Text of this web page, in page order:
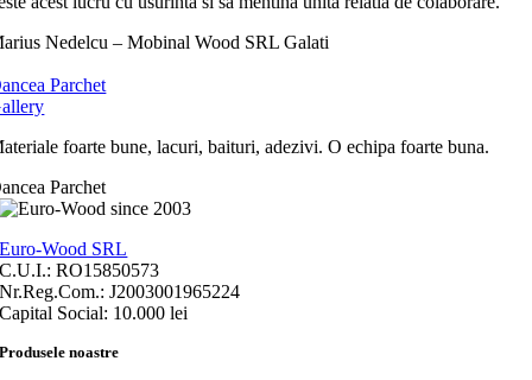
Nedelcu – Mobinal Wood SRL Galati
Parchet
foarte bune, lacuri, baituri, adezivi. O echipa foarte buna.
Parchet
Euro-Wood SRL
C.U.I.: RO15850573
Nr.Reg.Com.: J2003001965224
Capital Social: 10.000 lei
Produsele noastre